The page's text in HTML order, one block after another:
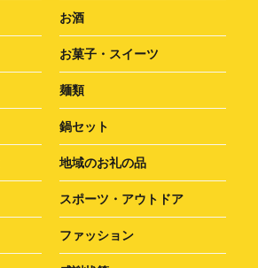
お酒
お菓子・スイーツ
麺類
鍋セット
地域のお礼の品
スポーツ・アウトドア
ファッション